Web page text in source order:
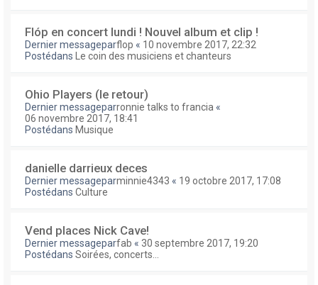
Flóp en concert lundi ! Nouvel album et clip !
Dernier messageparflop « 10 novembre 2017, 22:32
Postédans
Le coin des musiciens et chanteurs
Ohio Players (le retour)
Dernier messageparronnie talks to francia «
06 novembre 2017, 18:41
Postédans Musique
danielle darrieux deces
Dernier messageparminnie4343 « 19 octobre 2017, 17:08
Postédans Culture
Vend places Nick Cave!
Dernier messageparfab « 30 septembre 2017, 19:20
Postédans Soirées, concerts...